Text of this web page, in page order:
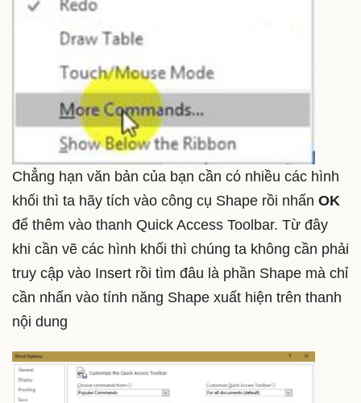
Chẳng hạn văn bản của bạn cần có nhiều các hình
khối thì ta hãy tích vào công cụ Shape rồi nhấn OK
để thêm vào thanh Quick Access Toolbar. Từ đây
khi cần vẽ các hình khối thì chúng ta không cần phải
truy cập vào Insert rồi tìm đâu là phần Shape mà chỉ
cần nhấn vào tính năng Shape xuất hiện trên thanh
nội dung